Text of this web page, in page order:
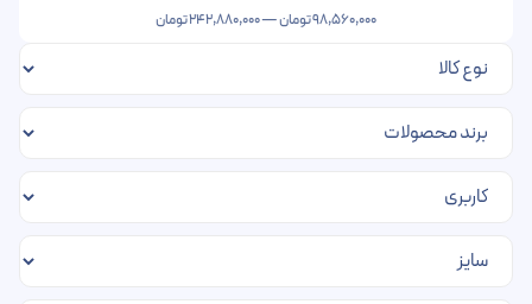
98,560,000تومان—
242,880,000تومان